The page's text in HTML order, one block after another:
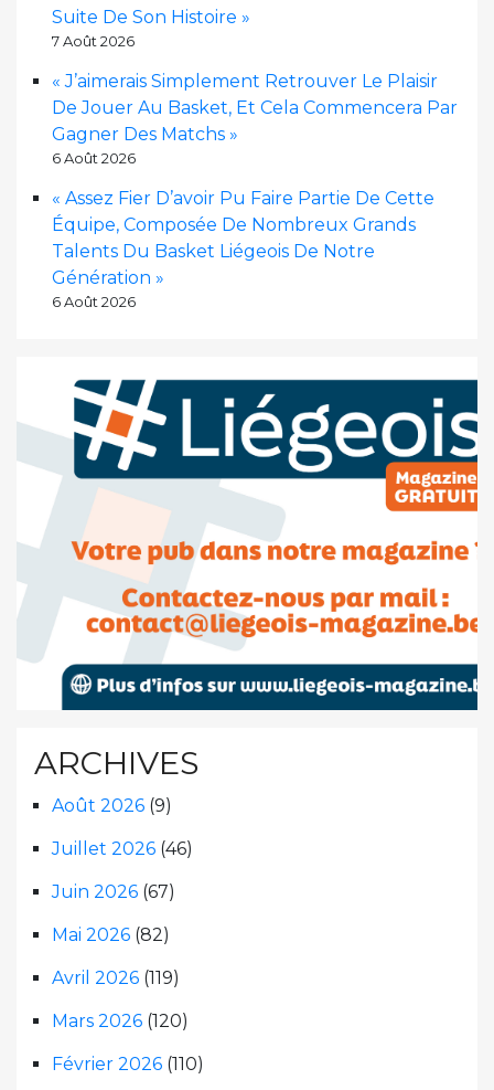
Suite De Son Histoire »
7 Août 2026
« J’aimerais Simplement Retrouver Le Plaisir
De Jouer Au Basket, Et Cela Commencera Par
Gagner Des Matchs »
6 Août 2026
« Assez Fier D’avoir Pu Faire Partie De Cette
Équipe, Composée De Nombreux Grands
Talents Du Basket Liégeois De Notre
Génération »
6 Août 2026
ARCHIVES
Août 2026 (9)
Juillet 2026 (46)
Juin 2026 (67)
Mai 2026 (82)
Avril 2026 (119)
Mars 2026 (120)
Février 2026 (110)